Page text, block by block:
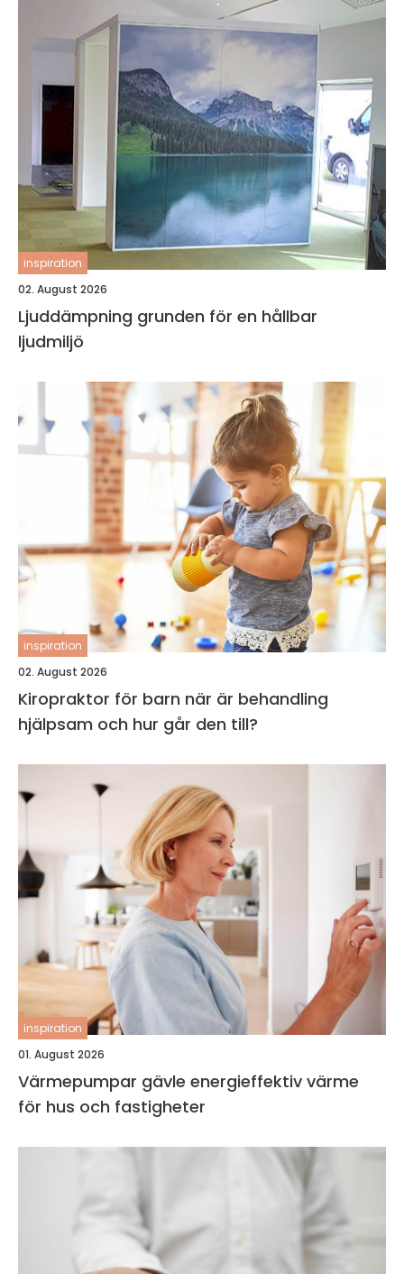
inspiration
02. August 2026
Ljuddämpning grunden för en hållbar
ljudmiljö
inspiration
02. August 2026
Kiropraktor för barn när är behandling
hjälpsam och hur går den till?
inspiration
01. August 2026
Värmepumpar gävle energieffektiv värme
för hus och fastigheter